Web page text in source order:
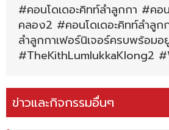
#คอนโดเดอะคิทท์ลำลูกกา #คอ
คลอง2 #คอนโดเดอะคิทท์ลำลู
ลำลูกกาเฟอร์นิเจอร์ครบพร้อมอ
#TheKithLumlukkaKlong2
ข่าวและกิจกรรมอื่นๆ